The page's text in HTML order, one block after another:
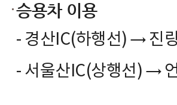
승용차 이용
- 경산IC(하행선) →진
- 서울산IC(상행선) →